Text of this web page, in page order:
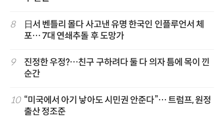
8
日서 벤틀리 몰다 사고낸 유명 한국인 인플루언서 체
포… 7대 연쇄추돌 후 도망가
9
진정한 우정?…친구 구하려다 둘 다 의자 틈에 목이 낀
순간
10 “미국에서 아기 낳아도 시민권 안준다”… 트럼프, 원정
출산 정조준